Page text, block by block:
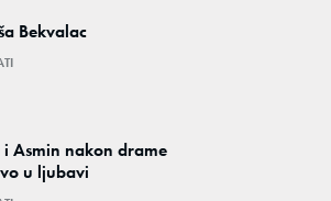
Bekvalac
Asmin nakon drame
u ljubavi